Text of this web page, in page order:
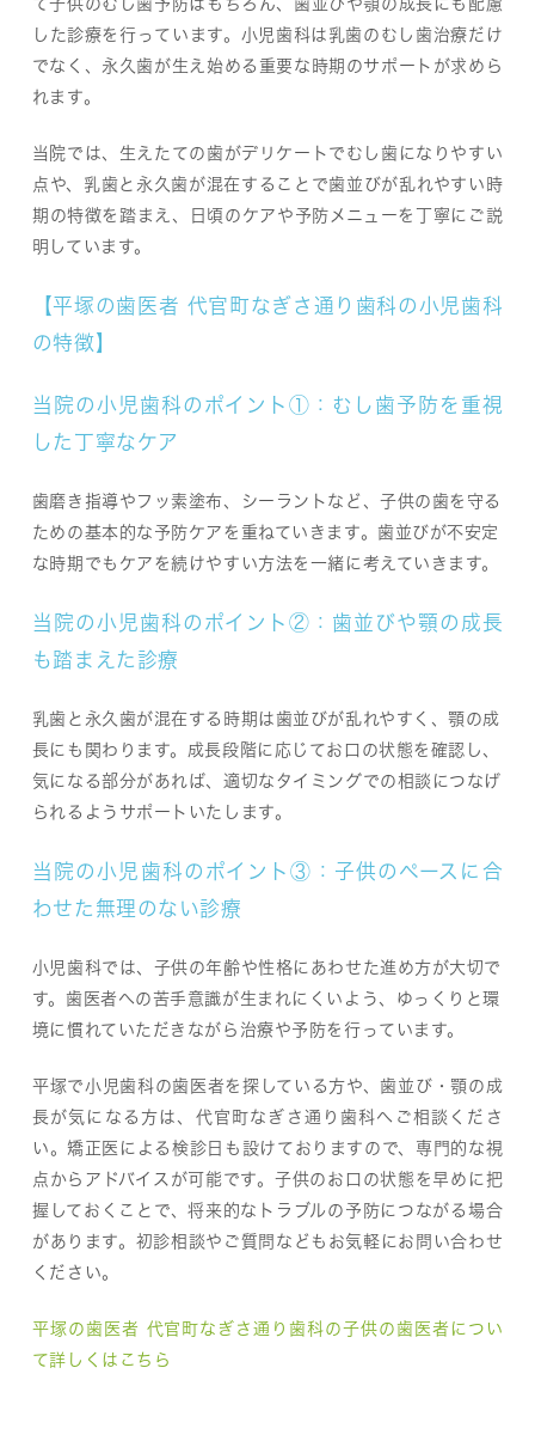
て子供のむし歯予防はもちろん、歯並びや顎の成長にも配慮
した診療を行っています。小児歯科は乳歯のむし歯治療だけ
でなく、永久歯が生え始める重要な時期のサポートが求めら
れます。
当院では、生えたての歯がデリケートでむし歯になりやすい
点や、乳歯と永久歯が混在することで歯並びが乱れやすい時
期の特徴を踏まえ、日頃のケアや予防メニューを丁寧にご説
明しています。
【平塚の歯医者 代官町なぎさ通り歯科の小児歯科
の特徴】
当院の小児歯科のポイント①：むし歯予防を重視
した丁寧なケア
歯磨き指導やフッ素塗布、シーラントなど、子供の歯を守る
ための基本的な予防ケアを重ねていきます。歯並びが不安定
な時期でもケアを続けやすい方法を一緒に考えていきます。
当院の小児歯科のポイント②：歯並びや顎の成長
も踏まえた診療
乳歯と永久歯が混在する時期は歯並びが乱れやすく、顎の成
長にも関わります。成長段階に応じてお口の状態を確認し、
気になる部分があれば、適切なタイミングでの相談につなげ
られるようサポートいたします。
当院の小児歯科のポイント③：子供のペースに合
わせた無理のない診療
小児歯科では、子供の年齢や性格にあわせた進め方が大切で
す。歯医者への苦手意識が生まれにくいよう、ゆっくりと環
境に慣れていただきながら治療や予防を行っています。
平塚で小児歯科の歯医者を探している方や、歯並び・顎の成
長が気になる方は、代官町なぎさ通り歯科へご相談くださ
い。矯正医による検診日も設けておりますので、専門的な視
点からアドバイスが可能です。子供のお口の状態を早めに把
握しておくことで、将来的なトラブルの予防につながる場合
があります。初診相談やご質問などもお気軽にお問い合わせ
ください。
平塚の歯医者 代官町なぎさ通り歯科の子供の歯医者につい
て詳しくはこちら